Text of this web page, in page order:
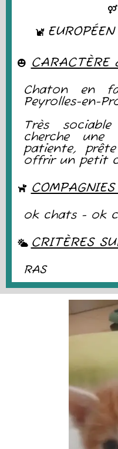
CARACTÈRE
Chaton en
Peyrolles-en-
Très
cherche une
patiente,
offrir un petit
ok chats - ok
CRITÈRES
RAS